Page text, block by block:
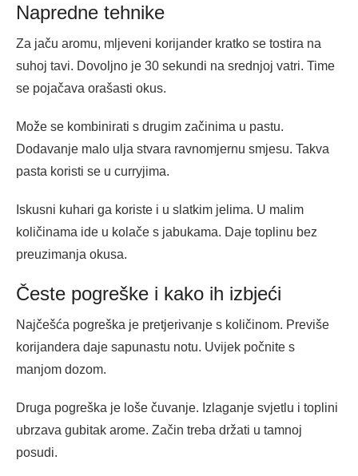
Napredne tehnike
Za jaču aromu, mljeveni korijander kratko se tostira na
suhoj tavi. Dovoljno je 30 sekundi na srednjoj vatri. Time
se pojačava orašasti okus.
Može se kombinirati s drugim začinima u pastu.
Dodavanje malo ulja stvara ravnomjernu smjesu. Takva
pasta koristi se u curryjima.
Iskusni kuhari ga koriste i u slatkim jelima. U malim
količinama ide u kolače s jabukama. Daje toplinu bez
preuzimanja okusa.
Česte pogreške i kako ih izbjeći
Najčešća pogreška je pretjerivanje s količinom. Previše
korijandera daje sapunastu notu. Uvijek počnite s
manjom dozom.
Druga pogreška je loše čuvanje. Izlaganje svjetlu i toplini
ubrzava gubitak arome. Začin treba držati u tamnoj
posudi.